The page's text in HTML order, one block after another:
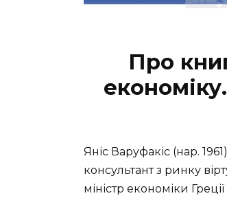
Про
Яніс Варуфакіс (нар.
консультант з ринку
міністр економіки